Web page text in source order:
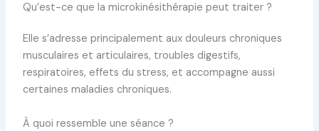
Qu’est-ce que la microkinésithérapie peut traiter ?
Elle s’adresse principalement aux douleurs chroniques
musculaires et articulaires, troubles digestifs,
respiratoires, effets du stress, et accompagne aussi
certaines maladies chroniques.
À quoi ressemble une séance ?